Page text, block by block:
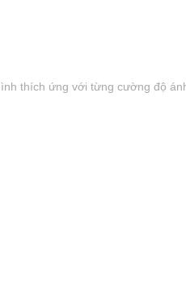
thích ứng với từng cường độ